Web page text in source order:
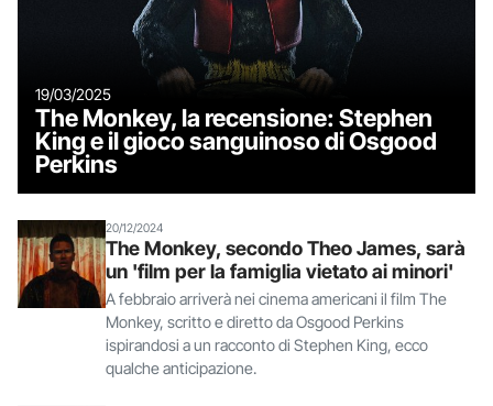
19/03/2025
The Monkey, la recensione: Stephen
King e il gioco sanguinoso di Osgood
Perkins
20/12/2024
The Monkey, secondo Theo James, sarà
un 'film per la famiglia vietato ai minori'
A febbraio arriverà nei cinema americani il film The
Monkey, scritto e diretto da Osgood Perkins
ispirandosi a un racconto di Stephen King, ecco
qualche anticipazione.